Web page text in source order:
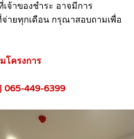
จ้าของชำระ อาจมีการ
ายทุกเดือน กรุณาสอบถามเพื่อ
โครงการ
065-449-6399